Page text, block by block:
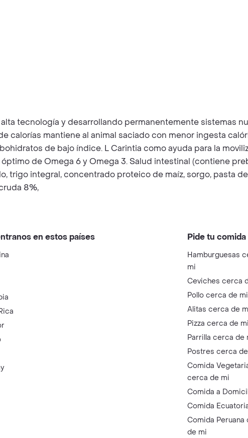
tecnología y desarrollando permanentemente sistemas
calorías mantiene al animal saciado con menor ingesta
de bajo índice. L Carintia como ayuda para la
de Omega 6 y Omega 3. Salud intestinal (contiene
trigo integral, concentrado proteico de maíz, sorgo, pasta
8%,
en estos países Pide tu
Hamburguesas
mi
Ceviches cerca
Pollo cerca de mi
Alitas cerca de
Pizza cerca de mi
Parrilla cerca de
Postres cerca
Comida
cerca de mi
Comida a
Comida
Comida Peruana
de mi